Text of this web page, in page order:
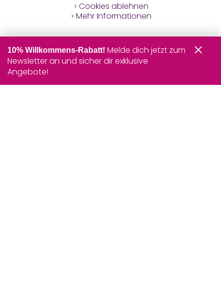
Cookies ablehnen
Mehr Informationen
10% Willkommens-Rabatt! Melde dich jetzt zum
Newsletter an und sicher dir exklusive
Angebote!